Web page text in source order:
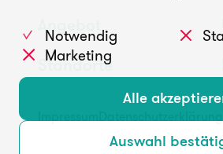
Standorte
Notwendig
Marketing
Alle
Auswahl